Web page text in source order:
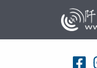
主